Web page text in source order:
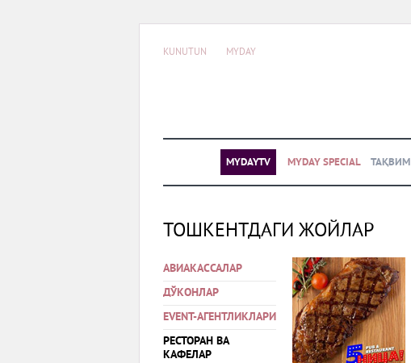
KUNUTUN MYDAY
MYDAYTV MYDAY SPECIAL ТАҚВИМ
ТОШКЕНТДАГИ ЖОЙЛАР
АВИАКАССАЛАР
ДЎКОНЛАР
EVENT-АГЕНТЛИКЛАРИ
РЕСТОРАН ВА
КАФЕЛАР